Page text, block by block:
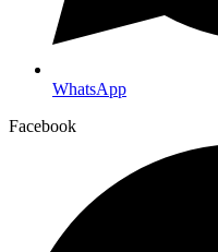
WhatsApp
Facebook